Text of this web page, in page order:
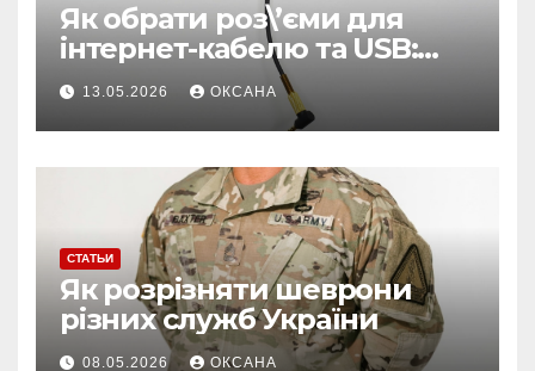
Як обрати роз\’єми для
інтернет-кабелю та USB:
поради для стабільного
з\’єднання
13.05.2026 ОКСАНА
СТАТЬИ
Як розрізняти шеврони
різних служб України
08.05.2026 ОКСАНА